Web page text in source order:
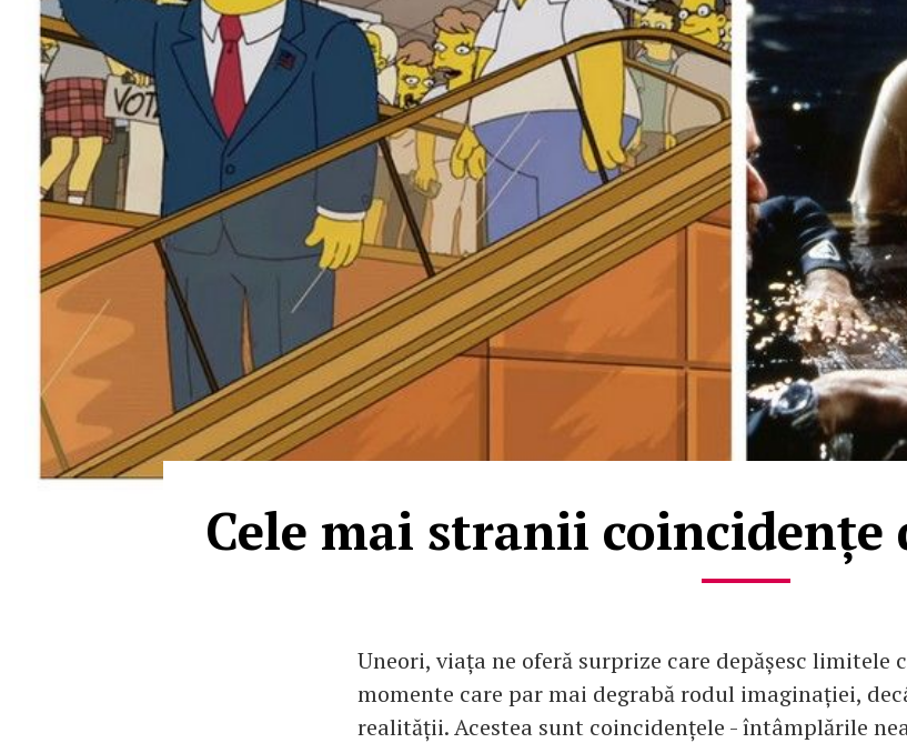
Cele mai stranii coincidențe
Uneori, viața ne oferă surprize care depășesc
momente care par mai degrabă rodul imaginației,
realității. Acestea sunt coincidențele - întâmplările